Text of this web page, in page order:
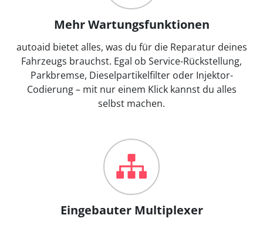
Mehr Wartungsfunktionen
autoaid bietet alles, was du für die Reparatur deines
Fahrzeugs brauchst. Egal ob Service-Rückstellung,
Parkbremse, Dieselpartikelfilter oder Injektor-
Codierung – mit nur einem Klick kannst du alles
selbst machen.
Eingebauter Multiplexer